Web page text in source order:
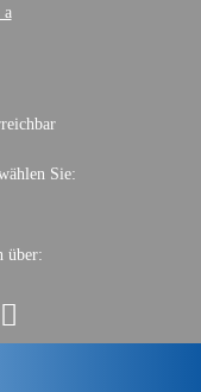
Sie:
über: